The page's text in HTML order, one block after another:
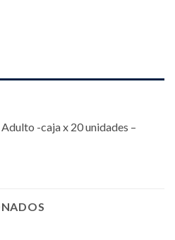
-caja x 20 unidades –